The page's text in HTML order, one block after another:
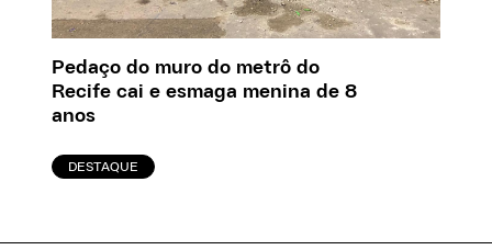
Pedaço do muro do metrô do
Recife cai e esmaga menina de 8
anos
DESTAQUE